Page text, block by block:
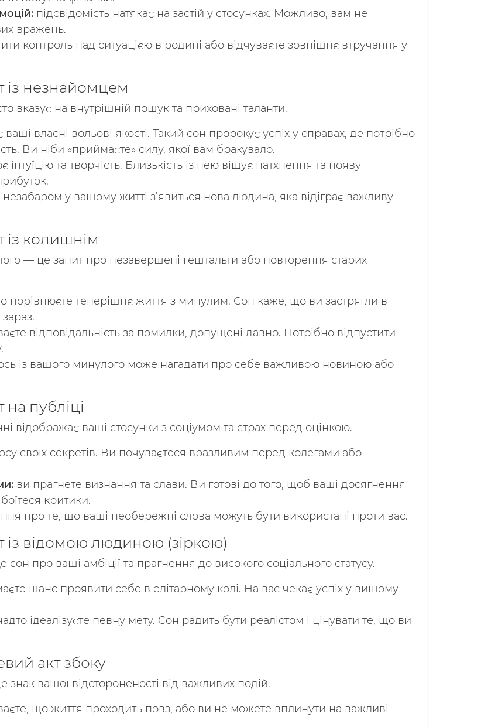
підсвідомість натякає на застій у стосунках. Можливо, вам не
вражень.
контроль над ситуацією в родині або відчуваєте зовнішнє втручання у
із незнайомцем
вказує на внутрішній пошук та приховані таланти.
власні вольові якості. Такий сон пророкує успіх у справах, де потрібно
Ви ніби «приймаєте» силу, якої вам бракувало.
та творчість. Близькість із нею віщує натхнення та появу
незабаром у вашому житті з’явиться нова людина, яка відіграє важливу
із колишнім
— це запит про незавершені гештальти або повторення старих
порівнюєте теперішнє життя з минулим. Сон каже, що ви застрягли в
відповідальність за помилки, допущені давно. Потрібно відпустити
із вашого минулого може нагадати про себе важливою новиною або
публіці
відображає ваші стосунки з соціумом та страх перед оцінкою.
своїх секретів. Ви почуваєтеся вразливим перед колегами або
ви прагнете визнання та слави. Ви готові до того, щоб ваші досягнення
критики.
про те, що ваші необережні слова можуть бути використані проти вас.
із відомою людиною (зіркою)
про ваші амбіції та прагнення до високого соціального статусу.
шанс проявити себе в елітарному колі. На вас чекає успіх у вищому
ідеалізуєте певну мету. Сон радить бути реалістом і цінувати те, що ви
акт збоку
вашої відстороненості від важливих подій.
що життя проходить повз, або ви не можете вплинути на важливі